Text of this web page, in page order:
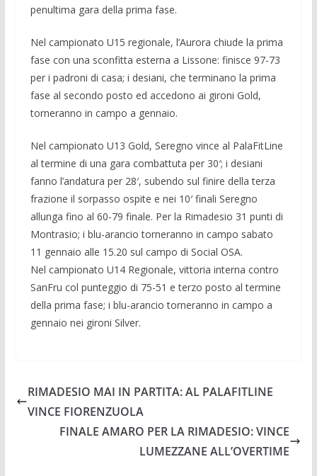
penultima gara della prima fase.
Nel campionato U15 regionale, l’Aurora chiude la prima
fase con una sconfitta esterna a Lissone: finisce 97-73
per i padroni di casa; i desiani, che terminano la prima
fase al secondo posto ed accedono ai gironi Gold,
torneranno in campo a gennaio.
Nel campionato U13 Gold, Seregno vince al PalaFitLine
al termine di una gara combattuta per 30′; i desiani
fanno l’andatura per 28′, subendo sul finire della terza
frazione il sorpasso ospite e nei 10′ finali Seregno
allunga fino al 60-79 finale. Per la Rimadesio 31 punti di
Montrasio; i blu-arancio torneranno in campo sabato
11 gennaio alle 15.20 sul campo di Social OSA.
Nel campionato U14 Regionale, vittoria interna contro
SanFru col punteggio di 75-51 e terzo posto al termine
della prima fase; i blu-arancio torneranno in campo a
gennaio nei gironi Silver.
RIMADESIO MAI IN PARTITA: AL PALAFITLINE
VINCE FIORENZUOLA
FINALE AMARO PER LA RIMADESIO: VINCE
LUMEZZANE ALL’OVERTIME